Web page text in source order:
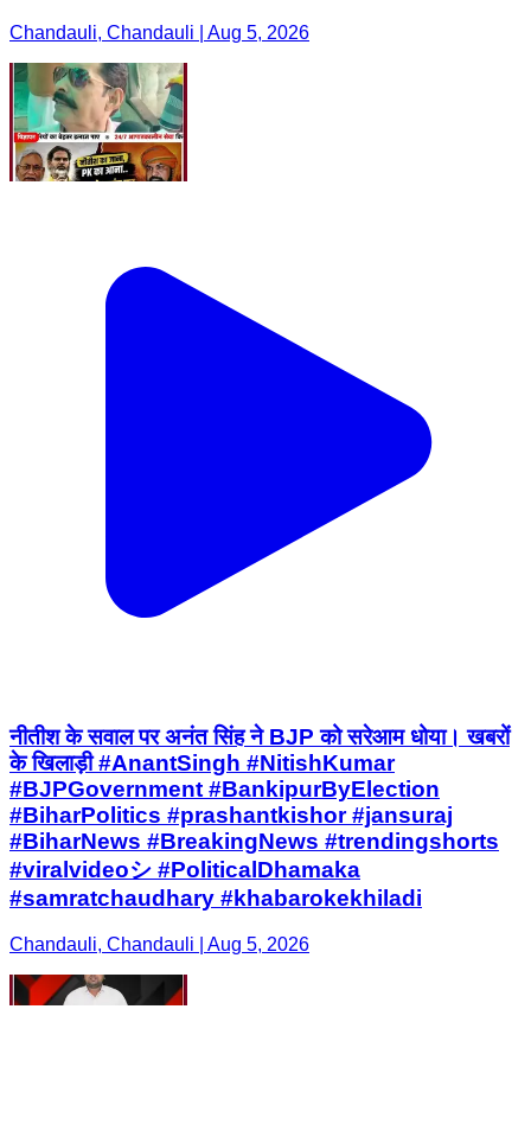
Chandauli, Chandauli | Aug 5, 2026
नीतीश के सवाल पर अनंत सिंह ने BJP को सरेआम धोया। खबरों
के खिलाड़ी #AnantSingh #NitishKumar
#BJPGovernment #BankipurByElection
#BiharPolitics #prashantkishor #jansuraj
#BiharNews #BreakingNews #trendingshorts
#viralvideoシ #PoliticalDhamaka
#samratchaudhary #khabarokekhiladi
Chandauli, Chandauli | Aug 5, 2026